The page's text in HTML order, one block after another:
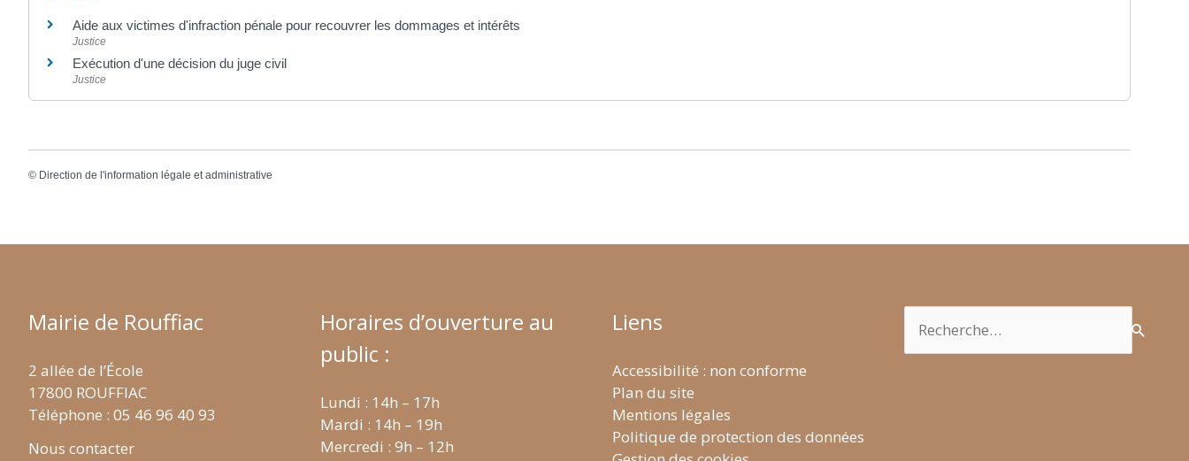
Aide aux victimes d'infraction pénale pour recouvrer les dommages et intérêts
Justice
Exécution d'une décision du juge civil
Justice
© Direction de l'information légale et administrative
Mairie de Rouffiac
2 allée de l’École
17800 ROUFFIAC
Téléphone : 05 46 96 40 93
Nous contacter
Horaires d’ouverture au
public :
Lundi : 14h – 17h
Mardi : 14h – 19h
Mercredi : 9h – 12h
Liens
Accessibilité : non conforme
Plan du site
Mentions légales
Politique de protection des données